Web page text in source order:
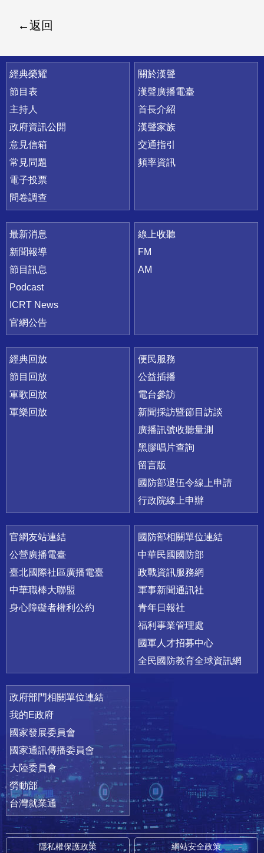
返回
快速連結
經典榮耀
節目表
主持人
政府資訊公開
意見信箱
常見問題
電子投票
問卷調查
關於漢聲
漢聲廣播電臺
首長介紹
漢聲家族
交通指引
頻率資訊
最新消息
新聞報導
節目訊息
Podcast
ICRT News
官網公告
線上收聽
FM
AM
經典回放
節目回放
軍歌回放
軍樂回放
便民服務
公益插播
電台參訪
新聞採訪暨節目訪談
廣播訊號收聽量測
黑膠唱片查詢
留言版
國防部退伍令線上申請
行政院線上申辦
官網友站連結
公營廣播電臺
臺北國際社區廣播電臺
中華職棒大聯盟
身心障礙者權利公約
國防部相關單位連結
中華民國國防部
政戰資訊服務網
軍事新聞通訊社
青年日報社
福利事業管理處
國軍人才招募中心
全民國防教育全球資訊網
政府部門相關單位連結
我的E政府
國家發展委員會
國家通訊傳播委員會
大陸委員會
勞動部
台灣就業通
隱私權保護政策 網站安全政策